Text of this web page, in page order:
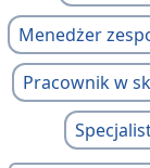
Menedżer
Pracownik w